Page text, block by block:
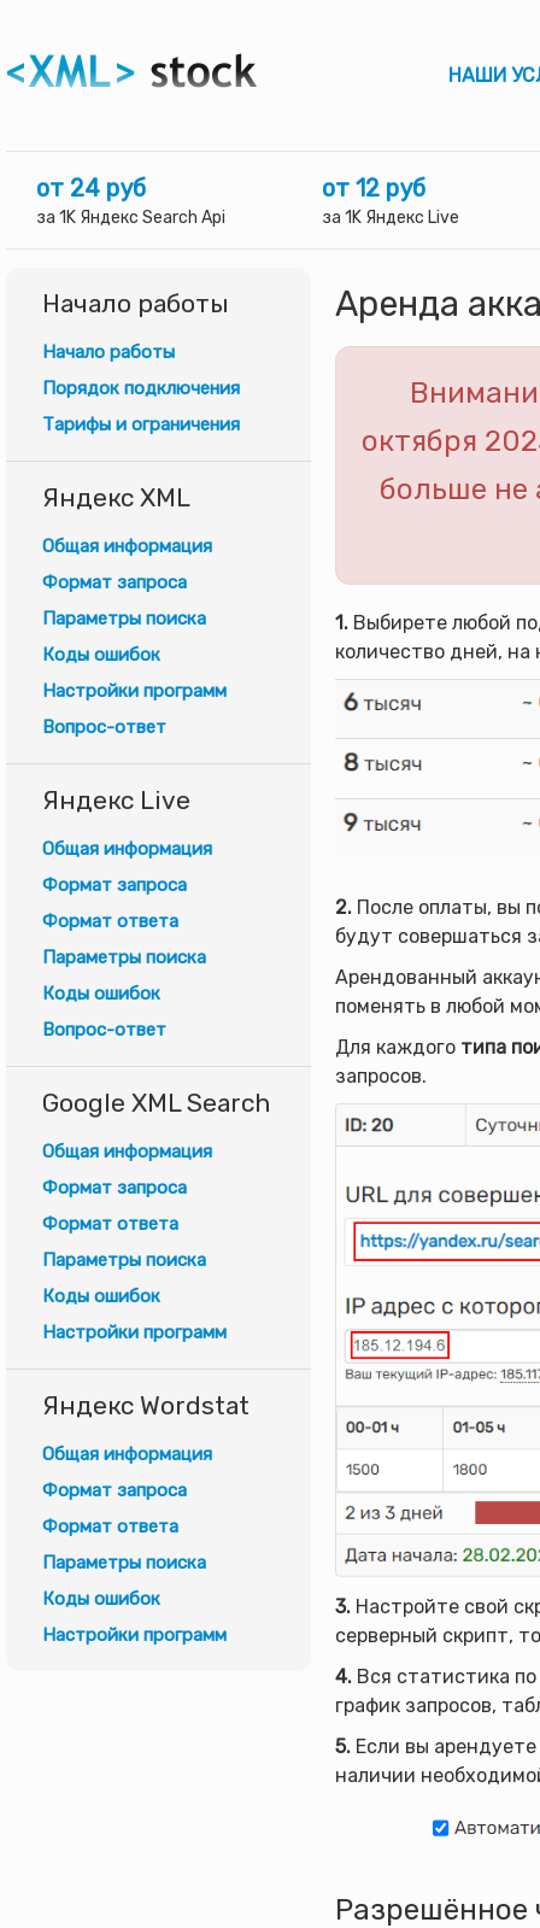
НАШИ
от 24 руб
за 1K Яндекс Search Api
от 12 руб
за 1K Яндекс Live
Начало работы
Начало работы
Порядок подключения
Тарифы и ограничения
Яндекс XML
Общая информация
Формат запроса
Параметры поиска
Коды ошибок
Настройки программ
Вопрос-ответ
Яндекс Live
Общая информация
Формат запроса
Формат ответа
Параметры поиска
Коды ошибок
Вопрос-ответ
Google XML Search
Общая информация
Формат запроса
Формат ответа
Параметры поиска
Коды ошибок
Настройки программ
Яндекс Wordstat
Общая информация
Формат запроса
Формат ответа
Параметры поиска
Коды ошибок
Настройки программ
Аренда
октября
больше не
1. Выбирете любой
количество дней, на
2. После оплаты, вы
будут совершаться
Арендованный
поменять в любой
Для каждого типа
запросов.
3. Настройте свой
серверный скрипт,
4. Вся статистика
график запросов,
5. Если вы
наличии
Разрешённое